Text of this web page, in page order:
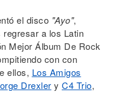
el disco "Ayo",
a los Latin
Mejor Álbum De Rock
con con
ellos, Los Amigos
Drexler y C4 Trio,